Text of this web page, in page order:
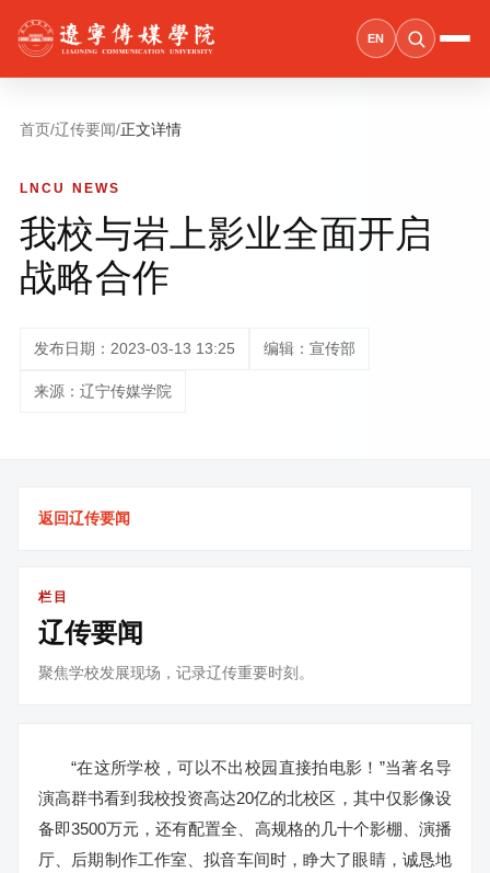
EN
首页/辽传要闻/正文详情
LNCU NEWS
我校与岩上影业全面开启
战略合作
发布日期：2023-03-13 13:25 编辑：宣传部
来源：辽宁传媒学院
返回辽传要闻
栏目
辽传要闻
聚焦学校发展现场，记录辽传重要时刻。
“在这所学校，可以不出校园直接拍电影！”当著名导
演高群书看到我校投资高达20亿的北校区，其中仅影像设
备即3500万元，还有配置全、高规格的几十个影棚、演播
厅、后期制作工作室、拟音车间时，睁大了眼睛，诚恳地